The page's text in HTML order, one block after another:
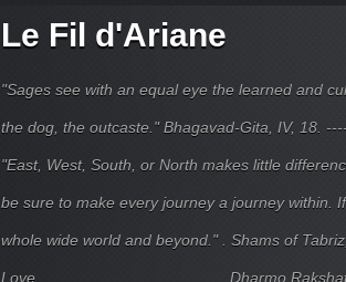
Le Fil d'Ariane
"Sages see with an equal eye the learned and
the dog, the outcaste." Bhagavad-Gita, IV, 18.
"East, West, South, or North makes little
be sure to make every journey a journey within.
whole wide world and beyond." . Shams of
Love........................................... Dharmo Rakshati